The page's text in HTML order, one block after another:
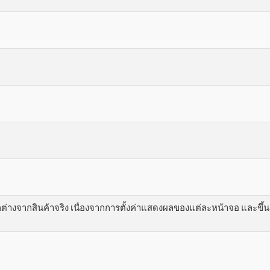
างจากสินค้าจริง เนื่องจากการตั้งค่าแสดงผลของแต่ละหน้าจอ และขึ้